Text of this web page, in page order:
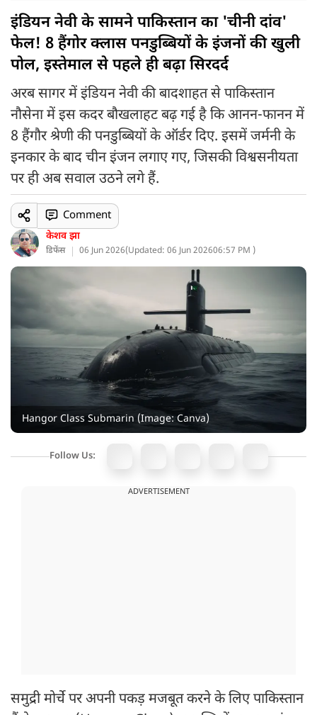
इंडियन नेवी के सामने पाकिस्तान का 'चीनी दांव'
फेल! 8 हैंगोर क्लास पनडुब्बियों के इंजनों की खुली
पोल, इस्तेमाल से पहले ही बढ़ा सिरदर्द
अरब सागर में इंडियन नेवी की बादशाहत से पाकिस्तान
नौसेना में इस कदर बौखलाहट बढ़ गई है कि आनन-फानन में
8 हैंगौर श्रेणी की पनडुब्बियों के ऑर्डर दिए. इसमें जर्मनी के
इनकार के बाद चीन इंजन लगाए गए, जिसकी विश्वसनीयता
पर ही अब सवाल उठने लगे हैं.
केशव झा
डिफेंस 06 Jun 2026(Updated: 06 Jun 202606:57 PM )
Comment
Hangor Class Submarin (Image: Canva)
Follow Us:
ADVERTISEMENT
समुद्री मोर्चे पर अपनी पकड़ मजबूत करने के लिए पाकिस्तान